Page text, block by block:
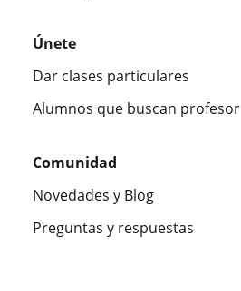
Únete
Dar clases particulares
Alumnos que buscan profesor
Comunidad
Novedades y Blog
Preguntas y respuestas